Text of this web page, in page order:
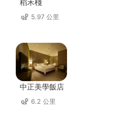
稻禾棧
5.97 公里
中正美學飯店
6.2 公里